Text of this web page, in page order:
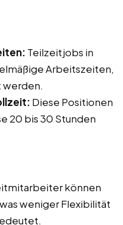
Teilzeitjobs in
Arbeitszeiten,
werden.
Diese Positionen
20 bis 30 Stunden
können
weniger Flexibilität